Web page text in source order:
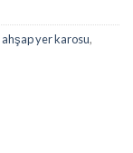
ahşap yer karosu,